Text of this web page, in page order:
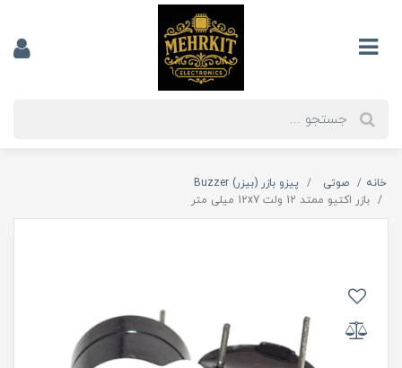
خانه صوتی
پیزو بازر (بیزر) Buzzer
بازر اکتیو ممتد 12 ولت 12x7 میلی متر